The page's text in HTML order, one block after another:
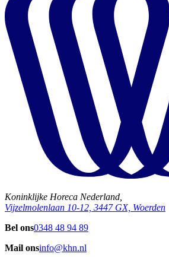
Koninklijke Horeca Nederland,
Vijzelmolenlaan 10-12, 3447 GX, Woerden
Bel ons0348 48 94 89
Mail onsinfo@khn.nl